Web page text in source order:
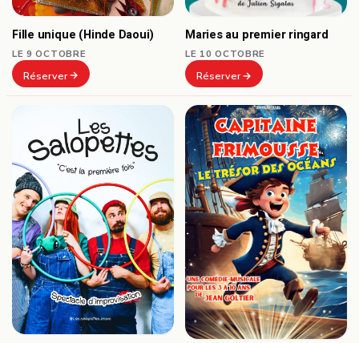
Fille unique (Hinde Daoui)
LE 9 OCTOBRE
Réserver
Maries au premier ringard
LE 10 OCTOBRE
Réserver